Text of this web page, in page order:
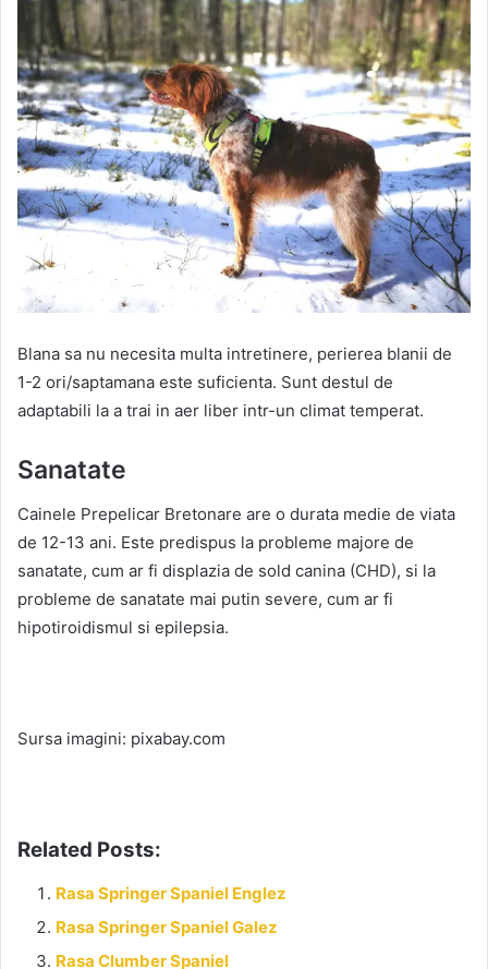
Blana sa nu necesita multa intretinere, perierea blanii de
1-2 ori/saptamana este suficienta. Sunt destul de
adaptabili la a trai in aer liber intr-un climat temperat.
Sanatate
Cainele Prepelicar Bretonare are o durata medie de viata
de 12-13 ani. Este predispus la probleme majore de
sanatate, cum ar fi displazia de sold canina (CHD), si la
probleme de sanatate mai putin severe, cum ar fi
hipotiroidismul si epilepsia.
Sursa imagini: pixabay.com
Related Posts:
Rasa Springer Spaniel Englez
Rasa Springer Spaniel Galez
Rasa Clumber Spaniel